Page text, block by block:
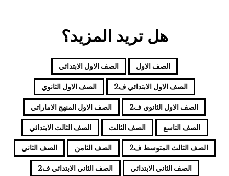
هل تريد المزيد؟
الصف الاول الصف الاول الابتدائي
الصف الاول الابتدائي ف2 الصف الاول الثانوي
الصف الاول الثانوي ف2 الصف الاول المنهج الاماراتي
الصف التاسع الصف الثالث الصف الثالث الابتدائي
الصف الثالث المتوسط ف2 الصف الثامن الصف الثاني
الصف الثاني الابتدائي الصف الثاني الابتدائي ف2